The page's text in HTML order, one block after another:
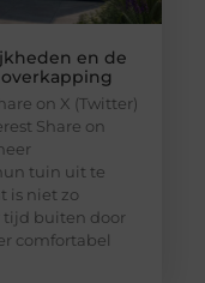
en de
on X (Twitter)
Share on
tuin uit te
is niet zo
tijd buiten door
comfortabel